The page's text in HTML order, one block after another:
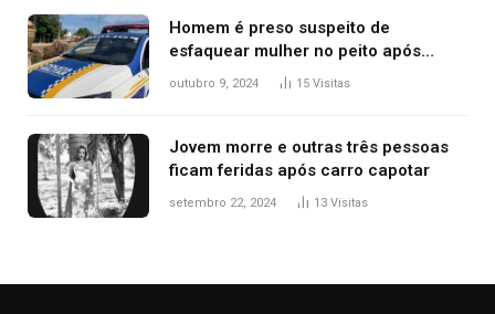
Homem é preso suspeito de
esfaquear mulher no peito após
discussão por causa de drogas, diz
outubro 9, 2024 15 Visitas
Jovem morre e outras três pessoas
ficam feridas após carro capotar
setembro 22, 2024 13 Visitas